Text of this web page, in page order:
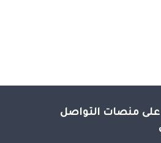
منصات التواصل